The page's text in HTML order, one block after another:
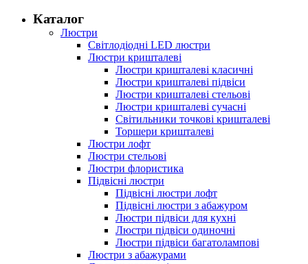
Каталог
Люстри
Світлодіодні LED люстри
Люстри кришталеві
Люстри кришталеві класичні
Люстри кришталеві підвіси
Люстри кришталеві стельові
Люстри кришталеві сучасні
Світильники точкові кришталеві
Торшери кришталеві
Люстри лофт
Люстри стельові
Люстри флористика
Підвісні люстри
Підвісні люстри лофт
Підвісні люстри з абажуром
Люстри підвіси для кухні
Люстри підвіси одиночні
Люстри підвіси багатолампові
Люстри з абажурами